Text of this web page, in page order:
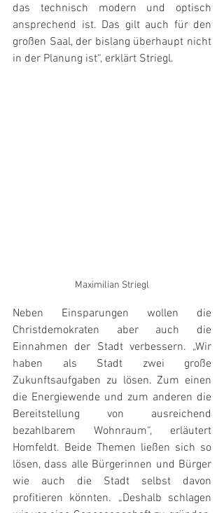
das technisch modern und optisch
ansprechend ist. Das gilt auch für den
großen Saal, der bislang überhaupt nicht
in der Planung ist“, erklärt Striegl.
Maximilian Striegl
Neben Einsparungen wollen die
Christdemokraten aber auch die
Einnahmen der Stadt verbessern. „Wir
haben als Stadt zwei große
Zukunftsaufgaben zu lösen. Zum einen
die Energiewende und zum anderen die
Bereitstellung von ausreichend
bezahlbarem Wohnraum“, erläutert
Homfeldt. Beide Themen ließen sich so
lösen, dass alle Bürgerinnen und Bürger
wie auch die Stadt selbst davon
profitieren könnten. „Deshalb schlagen